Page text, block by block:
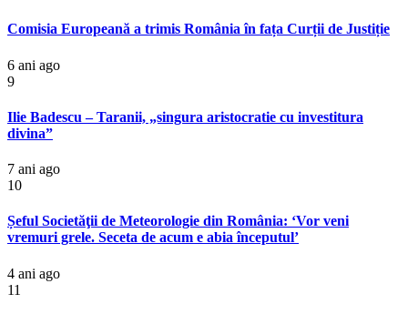
Comisia Europeană a trimis România în fața Curții de Justiție
6 ani ago
9
Ilie Badescu – Taranii, „singura aristocratie cu investitura
divina”
7 ani ago
10
Șeful Societăţii de Meteorologie din România: ‘Vor veni
vremuri grele. Seceta de acum e abia începutul’
4 ani ago
11